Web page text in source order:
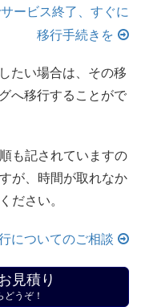
ービス終了、すぐに
移行手続きを
たい場合は、その移
へ移行することがで
も記されていますの
が、時間が取れなか
ださい。
についてのご相談
見積り
うぞ！